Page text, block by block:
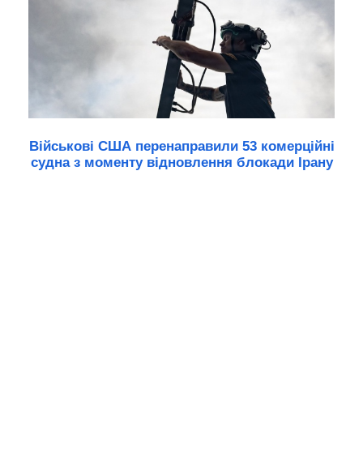
Військові США перенаправили 53 комерційні
судна з моменту відновлення блокади Ірану